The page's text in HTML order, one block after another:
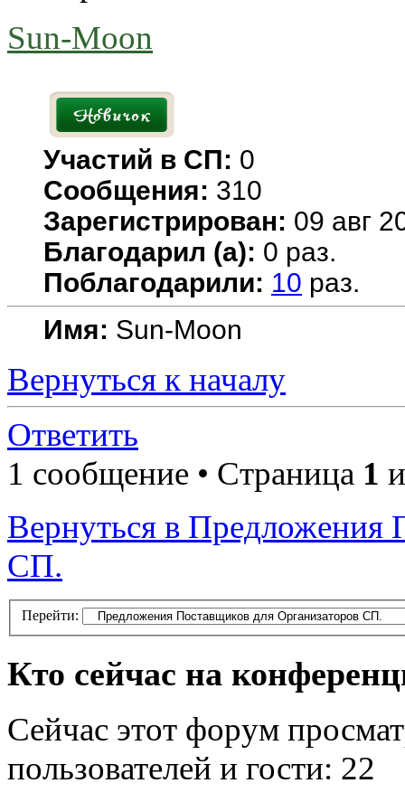
Sun-Moon
Участий в СП: 0
Сообщения: 310
Зарегистрирован: 09 авг
Благодарил (а): 0 раз.
Поблагодарили: 10 раз.
Имя: Sun-Moon
Вернуться к началу
Ответить
1 сообщение • Страница 1
Вернуться в Предложения
СП.
Перейти:
Кто сейчас на
Сейчас этот форум
пользователей и гости: 22